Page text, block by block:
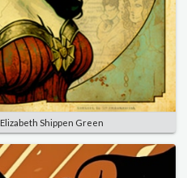
Elizabeth Shippen Green